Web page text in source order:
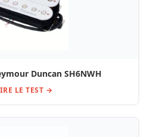
Duncan SH6NWH
LE TEST →